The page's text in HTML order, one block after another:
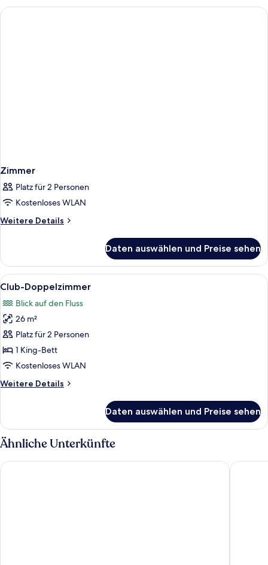
Zimmer
Platz für 2 Personen
Kostenloses WLAN
Weitere Details
Weitere
Daten auswählen und Preise sehen
Alle
Fotos
für
Club-
Doppelzimmer
anzeigen
Ein Hotelzimmer mit einem großen
8
Club-Doppelzimmer
Blick auf den Fluss
26 m²
Platz für 2 Personen
1 King-Bett
Kostenloses WLAN
Weitere Details
Weitere
Doppelzimmer
Daten auswählen und Preise sehen
Ähnliche Unterkünfte
Leonardo Hotel Newcastle Quayside